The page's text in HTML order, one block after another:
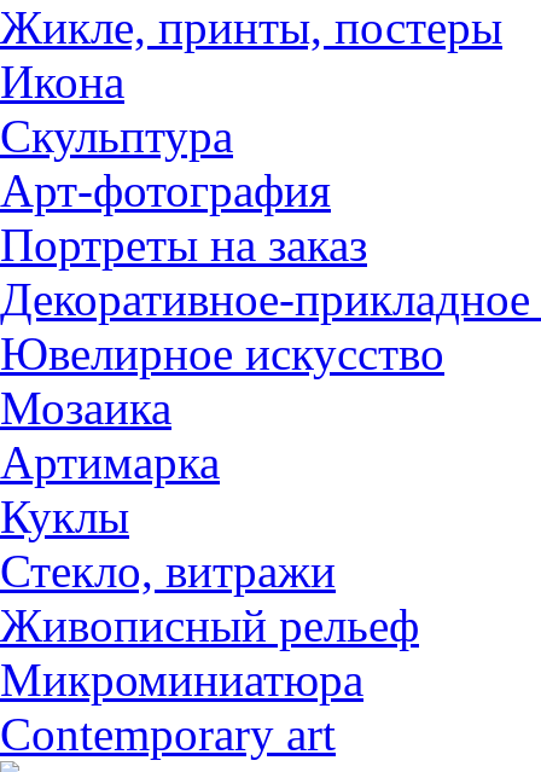
Жикле, принты, постеры
Икона
Скульптура
Арт-фотография
Портреты на заказ
Декоративное-прикладное
Ювелирное искусство
Мозаика
Артимарка
Куклы
Стекло, витражи
Живописный рельеф
Микроминиатюра
Contemporary art